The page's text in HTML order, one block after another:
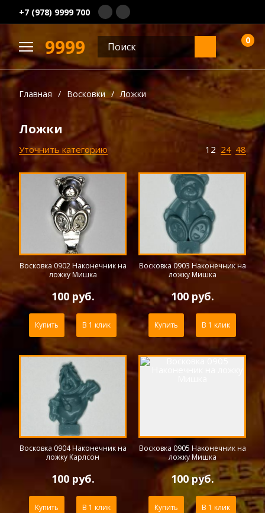
+7 (978) 9999 700
9999 0
Главная / Восковки / Ложки
Ложки
Уточнить категорию 12 24 48
Восковка 0902 Наконечник на
ложку Мишка
100 руб.
Купить В 1 клик
Восковка 0903 Наконечник на
ложку Мишка
100 руб.
Купить В 1 клик
Восковка 0904 Наконечник на
ложку Карлсон
100 руб.
Купить В 1 клик
Восковка 0905 Наконечник на
ложку Мишка
100 руб.
Купить В 1 клик